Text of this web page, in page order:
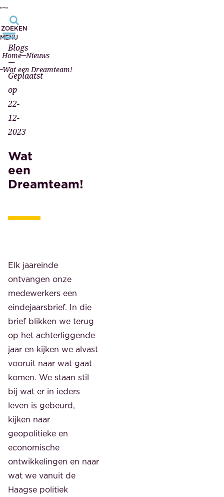
ZOEKEN
MENU
Home Nieuws
Wat een Dreamteam!
Blogs
—
Geplaatst
op
22-
12-
2023
Wat
een
Dreamteam!
Elk jaareinde
ontvangen onze
medewerkers een
eindejaarsbrief. In die
brief blikken we terug
op het achterliggende
jaar en kijken we alvast
vooruit naar wat gaat
komen. We staan stil
bij wat er in ieders
leven is gebeurd,
kijken naar
geopolitieke en
economische
ontwikkelingen en naar
wat we vanuit de
Haagse politiek